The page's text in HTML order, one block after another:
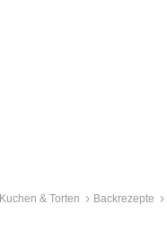
Kuchen & Torten Backrezepte